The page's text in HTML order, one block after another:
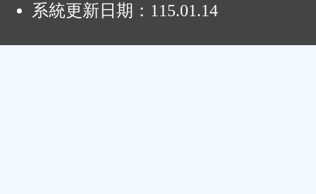
系統更新日期： 115.01.14